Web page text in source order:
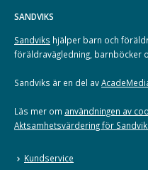
SANDVIKS
Sandviks hjälper barn och
föräldravägledning, barnböcker
Sandviks är en del av
Läs mer om användningen av
Aktsamhetsvärdering för
Kundservice